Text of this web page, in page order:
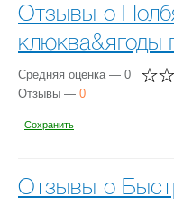
Отзывы о
клюква&ягоды
Средняя оценка — 0
Отзывы — 0
Сохранить
Отзывы о